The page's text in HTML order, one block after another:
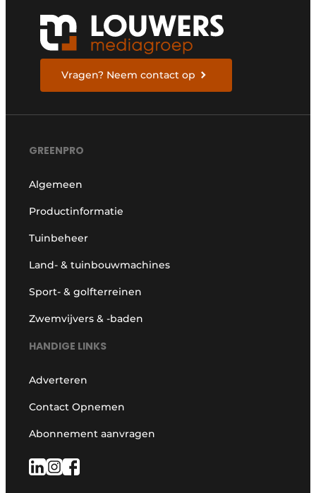
Vragen? Neem contact op
GREENPRO
Algemeen
Productinformatie
Tuinbeheer
Land- & tuinbouwmachines
Sport- & golfterreinen
Zwemvijvers & -baden
HANDIGE LINKS
Adverteren
Contact Opnemen
Abonnement aanvragen